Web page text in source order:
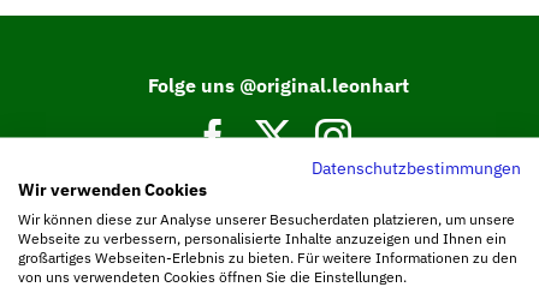
Folge uns @original.leonhart
Tritt unserer Facebook Community bei.
Datenschutzbestimmungen
Wir verwenden Cookies
Wir können diese zur Analyse unserer Besucherdaten platzieren, um unsere
Webseite zu verbessern, personalisierte Inhalte anzuzeigen und Ihnen ein
großartiges Webseiten-Erlebnis zu bieten. Für weitere Informationen zu den
von uns verwendeten Cookies öffnen Sie die Einstellungen.